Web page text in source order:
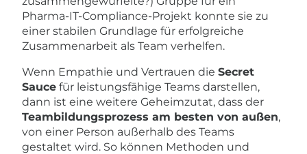
Pharma-IT-Compliance-Projekt konnte sie zu
einer stabilen Grundlage für erfolgreiche
Zusammenarbeit als Team verhelfen.
Wenn Empathie und Vertrauen die Secret
Sauce für leistungsfähige Teams darstellen,
dann ist eine weitere Geheimzutat, dass der
Teambildungsprozess am besten von außen,
von einer Person außerhalb des Teams
gestaltet wird. So können Methoden und